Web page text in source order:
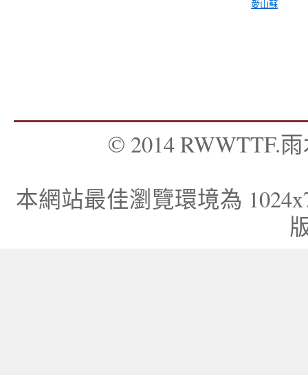
愛山蘇
© 2014 RWWTTF.
本網站最佳瀏覽環境為